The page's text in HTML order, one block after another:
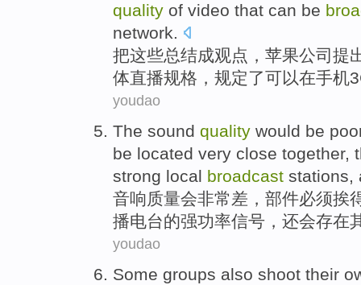
quality of video that can be
network.
把这些总结成观点 ， 苹果公司 提
体直播规格 ， 规定了可以在手机3
youdao
The sound quality would be
be located very close together,
strong local broadcast stations,
音响质量会非常差， 部件必须挨
播电台的强功率信号， 还会存在
youdao
Some groups also shoot their